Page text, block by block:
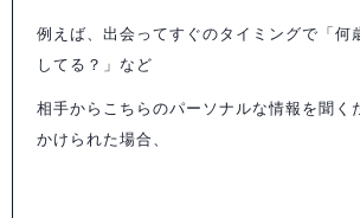
例えば、出会ってすぐのタイミングで「何
してる？」など
相手からこちらのパーソナルな情報を聞く
かけられた場合、